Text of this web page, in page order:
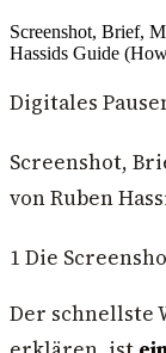
Screenshot, Brief,
Hassids Guide
Digitales
Screenshot,
von Ruben
1 Die
Der schnellste